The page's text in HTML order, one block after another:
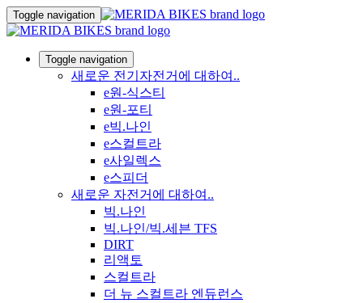
Toggle navigation
Toggle navigation
새로운 전기자전거에 대하여..
e원-식스티
e원-포티
e빅.나인
e스컬트라
e사일렉스
e스피더
새로운 자전거에 대하여..
빅.나인
빅.나인/빅.세븐 TFS
DIRT
리액토
스컬트라
더 뉴 스컬트라 엔듀런스